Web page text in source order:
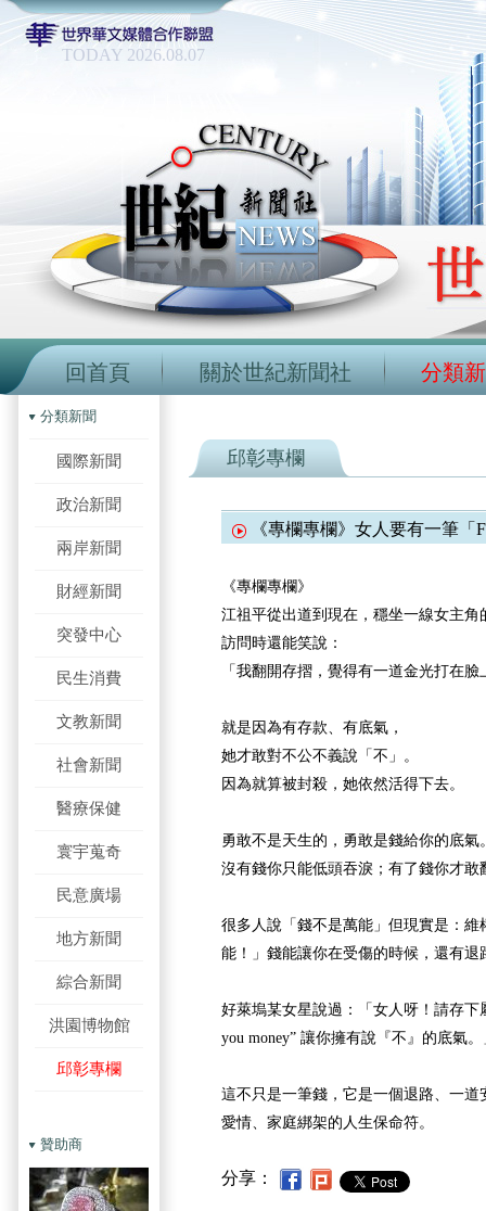
TODAY 2026.08.07
回首頁 關於世紀新聞社 分類
分類新聞
國際新聞
政治新聞
兩岸新聞
財經新聞
突發中心
民生消費
文教新聞
社會新聞
醫療保健
寰宇蒐奇
民意廣場
地方新聞
綜合新聞
洪園博物館
邱彰專欄
贊助商
邱彰專欄
《專欄專欄》女人要有一筆「
《專欄專欄》
江祖平從出道到現在，穩坐一線女主
訪問時還能笑說：
「我翻開存摺，覺得有一道金光打在臉
就是因為有存款、有底氣，
她才敢對不公不義說「不」。
因為就算被封殺，她依然活得下去。
勇敢不是天生的，勇敢是錢給你的底氣
沒有錢你只能低頭吞淚；有了錢你才敢
很多人說「錢不是萬能」但現實是：
能！」錢能讓你在受傷的時候，還有退
好萊塢某女星說過：「女人呀！請存下
you money” 讓你擁有說『不』的底氣。
這不只是一筆錢，它是一個退路、一
愛情、家庭綁架的人生保命符。
分享：